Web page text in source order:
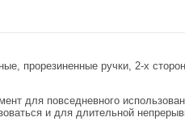
прорезиненные ручки, 2-х
для повседневного
и для длительной